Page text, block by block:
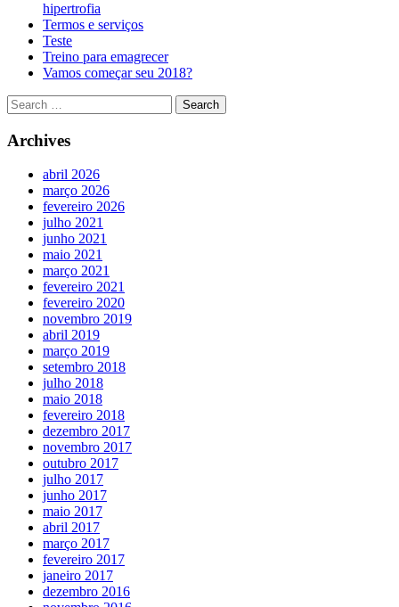
hipertrofia
Termos e serviços
Teste
Treino para emagrecer
Vamos começar seu 2018?
Archives
abril 2026
março 2026
fevereiro 2026
julho 2021
junho 2021
maio 2021
março 2021
fevereiro 2021
fevereiro 2020
novembro 2019
abril 2019
março 2019
setembro 2018
julho 2018
maio 2018
fevereiro 2018
dezembro 2017
novembro 2017
outubro 2017
julho 2017
junho 2017
maio 2017
abril 2017
março 2017
fevereiro 2017
janeiro 2017
dezembro 2016